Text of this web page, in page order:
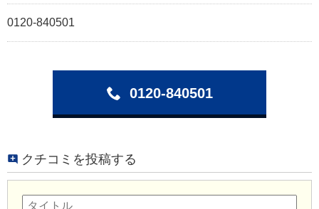
0120-840501
0120-840501
クチコミを投稿する